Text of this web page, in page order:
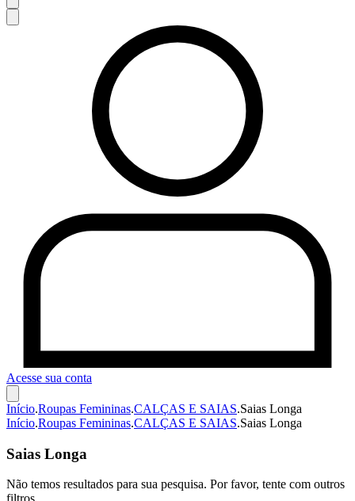
Acesse sua conta
Início.Roupas Femininas.CALÇAS E SAIAS.Saias Longa
Início.Roupas Femininas.CALÇAS E SAIAS.Saias Longa
Saias Longa
Não temos resultados para sua pesquisa. Por favor, tente com outros